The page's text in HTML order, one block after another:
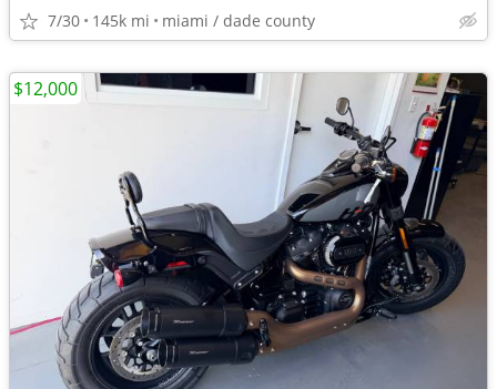
7/30 145k mi miami / dade county
$12,000